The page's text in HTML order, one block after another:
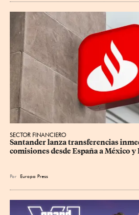
SECTOR FINANCIERO
Santander lanza transferencias
comisiones desde España a México
Por Europa Press